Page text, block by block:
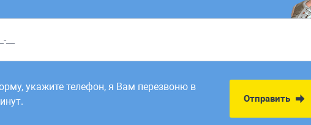
с 9:00 до 18:00. Заявки,
до 12:00.
укажите телефон, я Вам перезвоню в
Отправить